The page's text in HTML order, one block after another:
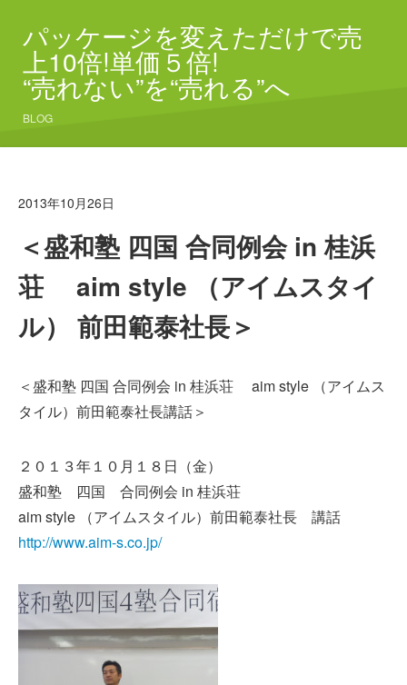
パッケージを変えただけで売
上10倍!単価５倍!
“売れない”を“売れる”へ
BLOG
2013年10月26日
＜盛和塾 四国 合同例会 in 桂浜
荘 aim style （アイムスタイ
ル） 前田範泰社長＞
＜盛和塾 四国 合同例会 in 桂浜荘 aim style （アイムス
タイル）前田範泰社長講話＞
２０１３年１０月１８日（金）
盛和塾 四国 合同例会 in 桂浜荘
aim style （アイムスタイル）前田範泰社長 講話
http://www.aim-s.co.jp/